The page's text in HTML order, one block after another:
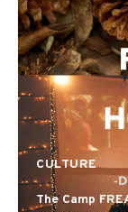
CULTURE
The Camp